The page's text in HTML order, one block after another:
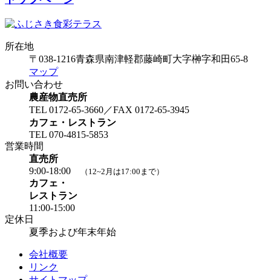
所在地
〒038-1216青森県南津軽郡藤崎町大字榊字和田65-8
マップ
お問い合わせ
農産物直売所
TEL 0172-65-3660／FAX 0172-65-3945
カフェ・レストラン
TEL 070-4815-5853
営業時間
直売所
9:00-18:00
（12~2月は17:00まで）
カフェ・
レストラン
11:00-15:00
定休日
夏季および年末年始
会社概要
リンク